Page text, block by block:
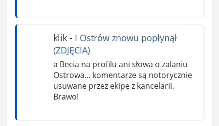
klik- I Ostrów znowu popłynął
(ZDJĘCIA)
a Becia na profilu ani słowa o zalaniu
Ostrowa... komentarze są notorycznie
usuwane przez ekipę z kancelarii.
Brawo!